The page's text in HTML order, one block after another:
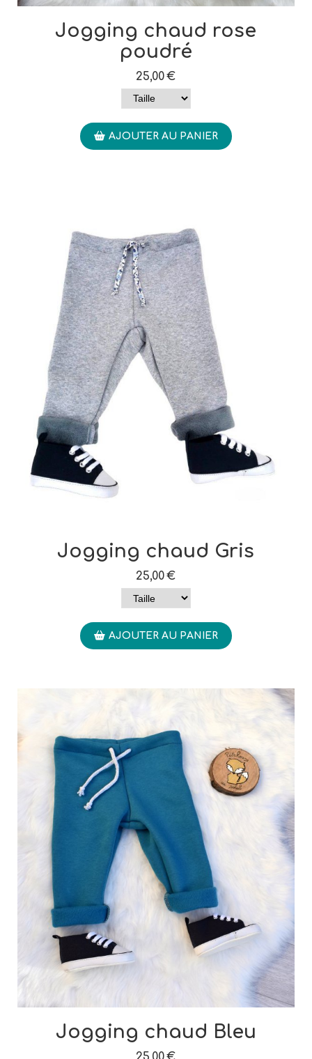
Jogging chaud rose
poudré
25,00€
AJOUTER AU PANIER
Jogging chaud Gris
25,00€
AJOUTER AU PANIER
Jogging chaud Bleu